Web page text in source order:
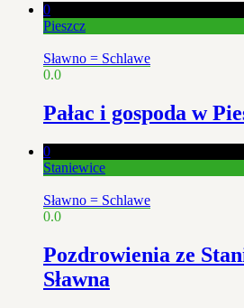
0
Pieszcz
Sławno = Schlawe
0.0
Pałac i gospoda w
0
Staniewice
Sławno = Schlawe
0.0
Pozdrowienia ze
Sławna